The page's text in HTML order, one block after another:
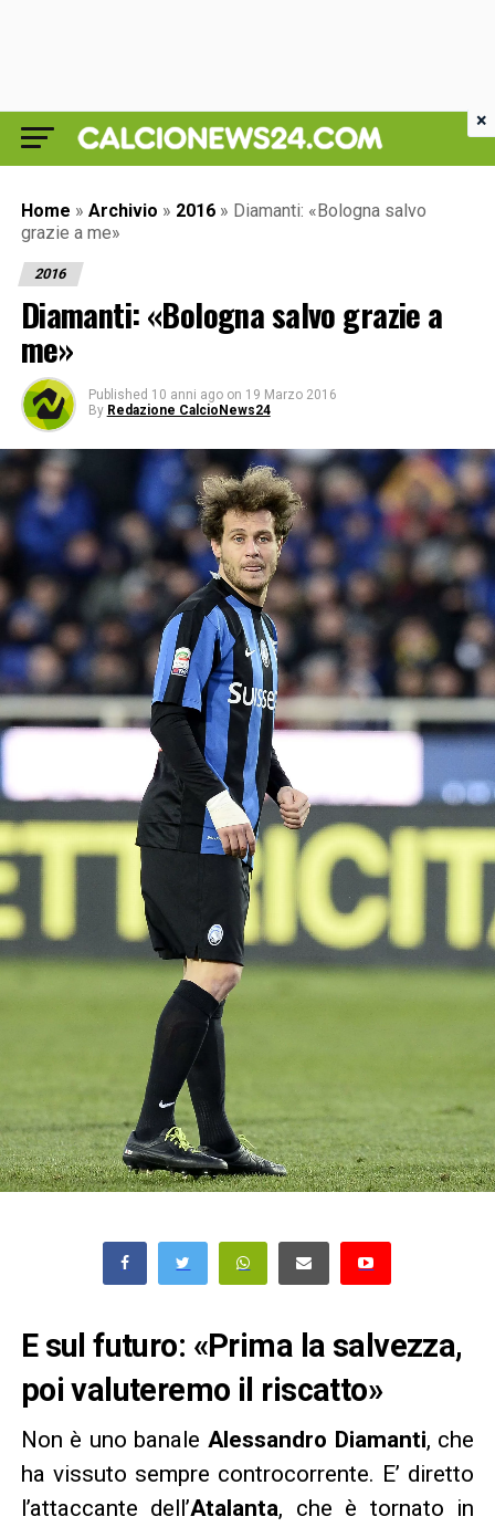
Home » Archivio » 2016 » Diamanti: «Bologna salvo
grazie a me»
2016
Diamanti: «Bologna salvo grazie a
me»
Published 10 anni ago on 19 Marzo 2016
By Redazione CalcioNews24
E sul futuro: «Prima la salvezza,
poi valuteremo il riscatto»
Non è uno banale Alessandro Diamanti, che
ha vissuto sempre controcorrente. E’ diretto
l’attaccante dell’Atalanta, che è tornato in
×